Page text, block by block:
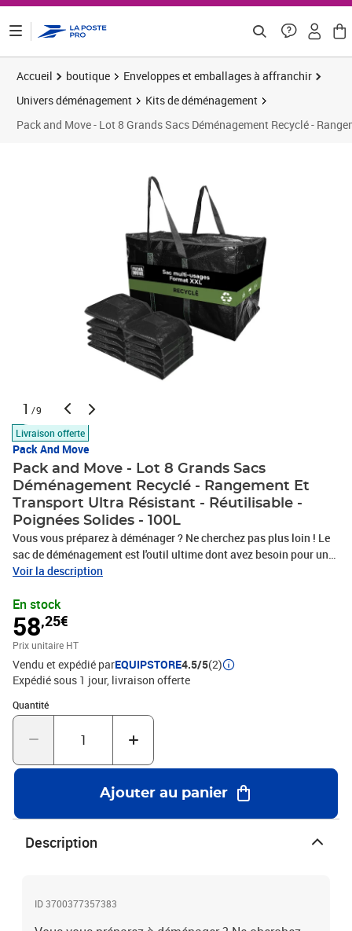
Accueil boutique
Enveloppes et emballages à affranchir
Univers déménagement
Kits de déménagement
Pack and Move - Lot 8 Grands Sacs Déménagement Recyclé -
1 /9
Livraison offerte
Pack And Move
Pack and Move - Lot 8 Grands Sacs
Déménagement Recyclé - Rangement Et
Transport Ultra Résistant - Réutilisable -
Poignées Solides - 100L
Vous vous préparez à déménager ? Ne cherchez pas plus loin ! Le
sac de déménagement est l'outil ultime dont avez besoin pour un
facile. Fabriqué partir matériaux haute qualité, il résistant aux
facilement lorsqu'ils ne sont utilisés, tandis que leur construction
robuste garantit vos affaires seront protégées pendant le
transport. De plus, étant fabriqués en France, pouvez être sûr
qualité supérieure durabilité. • Sac grande capacité : organisez
votre changement domicile: Avec ses dimensions généreuses
70cm x 35cm 42cm sa 100 litres, ce rangement XXL peut accueillir
une très quantité d'objets, permettant ainsi transporter ou stocker
volumineuses. stockage étanche protégez transport craignez
intempéries Ce gros doté d'une protection contre l'eau, assurant
transportez toute sécurité avec des supérieure, conçu résister
l'usure quotidienne.
Voir la description
En stock
58,25€
Prix unitaire HT
Vendu et expédié parEQUIPSTORE4.5/5(2)
Expédié sous 1 jour livraison offerte
Quantité
Quantité : 1
Ajouter au panier
Description
ID 3700377357383